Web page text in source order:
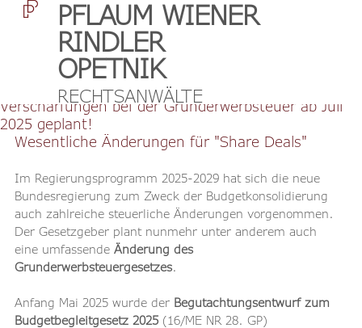
PFLAUM WIENER
RINDLER
OPETNIK
RECHTSANWÄLTE
Verschärfungen bei der Grunderwerbsteuer ab Juli
2025 geplant!
Wesentliche Änderungen für "Share Deals"
Im Regierungsprogramm 2025-2029 hat sich die neue
Bundesregierung zum Zweck der Budgetkonsolidierung
auch zahlreiche steuerliche Änderungen vorgenommen.
Der Gesetzgeber plant nunmehr unter anderem auch
eine umfassende Änderung des
Grunderwerbsteuergesetzes
Anfang Mai 2025 wurde der Begutachtungsentwurf zum
Budgetbegleitgesetz 2025 (16/ME NR 28. GP)